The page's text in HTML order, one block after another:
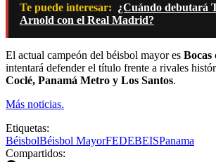
Te puede interesar: ¿Cuándo debutará
Arnold con el Real Madrid?
El actual campeón del béisbol mayor es Bocas
intentará defender el título frente a rivales
Coclé, Panamá Metro y Los Santos.
Más noticias.
Etiquetas:
BéisbolBéisbol MayorFEDEBEISPanama
Compartidos: